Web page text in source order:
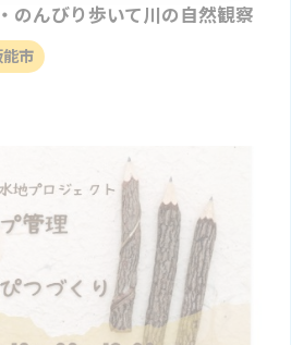
のんびり歩いて川の自然観察
市